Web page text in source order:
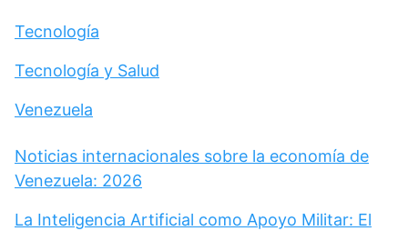
Tecnología
Tecnología y Salud
Venezuela
Noticias internacionales sobre la economía de
Venezuela: 2026
La Inteligencia Artificial como Apoyo Militar: El